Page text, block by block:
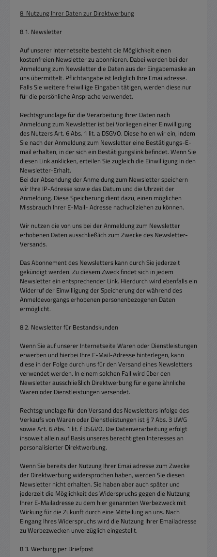
8. Nutzung Ihrer Daten zur Direktwerbung
8.1. Newsletter
Auf unserer Internetseite besteht die Möglichkeit einen
kostenfreien Newsletter zu abonnieren. Dabei werden bei der
Anmeldung zum Newsletter die Daten aus der Eingabemaske an
uns übermittelt. Pflichtangabe ist lediglich Ihre Emailadresse.
Falls Sie weitere freiwillige Eingaben tätigen, werden diese nur
für die persönliche Ansprache verwendet.
Rechtsgrundlage für die Verarbeitung Ihrer Daten nach
Anmeldung zum Newsletter ist bei Vorliegen einer Einwilligung
des Nutzers Art. 6 Abs. 1 lit. a DSGVO. Diese holen wir ein, indem
Sie nach der Anmeldung zum Newsletter eine Bestätigungs-E-
mail erhalten, in der sich ein Bestätigungslink befindet. Wenn Sie
diesen Link anklicken, erteilen Sie zugleich die Einwilligung in den
Newsletter-Erhalt.
Bei der Absendung der Anmeldung zum Newsletter speichern
wir Ihre IP-Adresse sowie das Datum und die Uhrzeit der
Anmeldung. Diese Speicherung dient dazu, einen möglichen
Missbrauch Ihrer E-Mail- Adresse nachvollziehen zu können.
Wir nutzen die von uns bei der Anmeldung zum Newsletter
erhobenen Daten ausschließlich zum Zwecke des Newsletter-
Versands.
Das Abonnement des Newsletters kann durch Sie jederzeit
gekündigt werden. Zu diesem Zweck findet sich in jedem
Newsletter ein entsprechender Link. Hierdurch wird ebenfalls ein
Widerruf der Einwilligung der Speicherung der während des
Anmeldevorgangs erhobenen personenbezogenen Daten
ermöglicht.
8.2. Newsletter für Bestandskunden
Wenn Sie auf unserer Internetseite Waren oder Dienstleistungen
erwerben und hierbei Ihre E-Mail-Adresse hinterlegen, kann
diese in der Folge durch uns für den Versand eines Newsletters
verwendet werden. In einem solchen Fall wird über den
Newsletter ausschließlich Direktwerbung für eigene ähnliche
Waren oder Dienstleistungen versendet.
Rechtsgrundlage für den Versand des Newsletters infolge des
Verkaufs von Waren oder Dienstleistungen ist § 7 Abs. 3 UWG
sowie Art. 6 Abs. 1 lit. f DSGVO. Die Datenverarbeitung erfolgt
insoweit allein auf Basis unseres berechtigten Interesses an
personalisierter Direktwerbung.
Wenn Sie bereits der Nutzung Ihrer Emailadresse zum Zwecke
der Direktwerbung widersprochen haben, werden Sie diesen
Newsletter nicht erhalten. Sie haben aber auch später und
jederzeit die Möglichkeit des Widerspruchs gegen die Nutzung
Ihrer E-Mailadresse zu dem hier genannten Werbezweck mit
Wirkung für die Zukunft durch eine Mitteilung an uns. Nach
Eingang Ihres Widerspruchs wird die Nutzung Ihrer Emailadresse
zu Werbezwecken unverzüglich eingestellt.
8.3. Werbung per Briefpost